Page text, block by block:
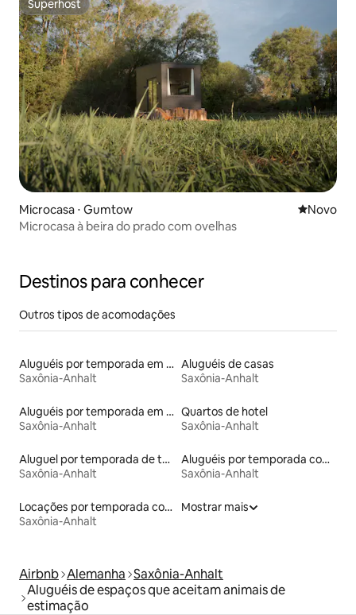
Superhost
Superhost
Microcasa ⋅ Gumtow Novo
Novo
Microcasa à beira do prado com ovelhas
Destinos para conhecer
Outros tipos de acomodações
Aluguéis por temporada em albergue
Saxônia-Anhalt
Aluguéis de casas
Saxônia-Anhalt
Aluguéis por temporada em hotéis-fazenda
Saxônia-Anhalt
Quartos de hotel
Saxônia-Anhalt
Aluguel por temporada de townhouses
Saxônia-Anhalt
Aluguéis por temporada com acesso à praia
Saxônia-Anhalt
Locações por temporada com piscina
Saxônia-Anhalt
Mostrar mais
Airbnb Alemanha Saxônia-Anhalt
Aluguéis de espaços que aceitam animais de
estimação